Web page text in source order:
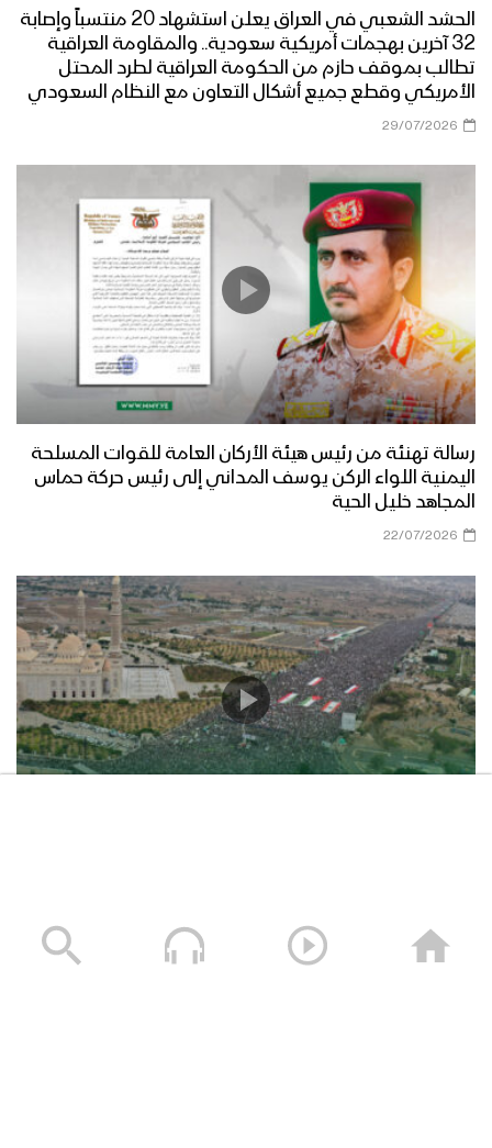
الحشد الشعبي في العراق يعلن استشهاد 20 منتسباً وإصابة
32 آخرين بهجمات أمريكية سعودية.. والمقاومة العراقية
تطالب بموقف حازم من الحكومة العراقية لطرد المحتل
الأمريكي وقطع جميع أشكال التعاون مع النظام السعودي
29/07/2026
رسالة تهنئة من رئيس هيئة الأركان العامة للقوات المسلحة
اليمنية اللواء الركن يوسف المداني إلى رئيس حركة حماس
المجاهد خليل الحية
22/07/2026
17/07/2026